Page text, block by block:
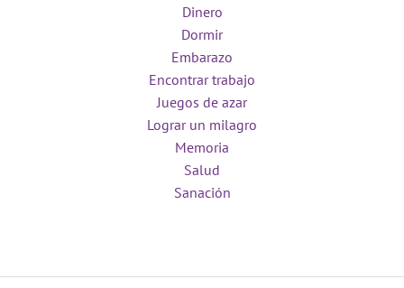
Dinero
Dormir
Embarazo
Encontrar trabajo
Juegos de azar
Lograr un milagro
Memoria
Salud
Sanación